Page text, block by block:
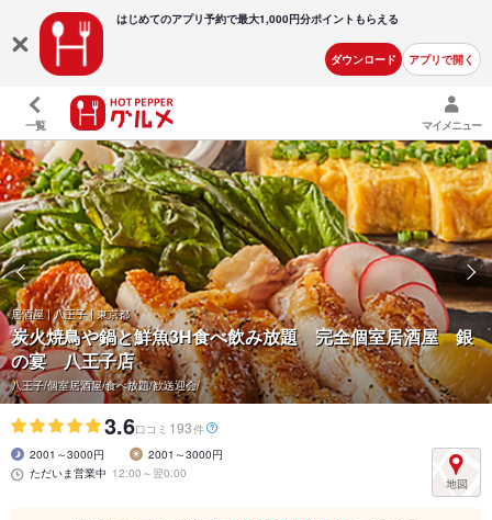
はじめてのアプリ予約で最大1,000円分ポイントもらえる
ダウンロード アプリで開く
一覧 マイメニュー
居酒屋 | 八王子 | 東京都
炭火焼鳥や鍋と鮮魚3H食べ飲み放題 完全個室居酒屋 銀
の宴 八王子店
八王子/個室居酒屋/食べ放題/歓送迎会/
3.6口コミ 193件
2001～3000円
2001～3000円
ただいま営業中 12:00～翌0:00